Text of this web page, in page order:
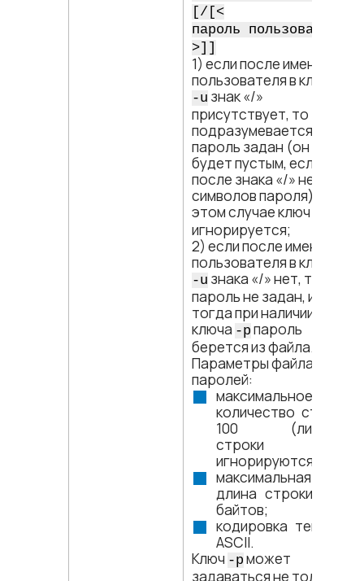
[/[<​
пароль пользователя​
>]]
1) если после имени
пользователя в ключе
-u знак «/»
присутствует, то
подразумевается, что
пароль задан (он
будет пустым, если
после знака «/» нет
символов пароля), и в
этом случае ключ
игнорируется;
2) если после имени
пользователя в ключе
-u знака «/» нет, то
пароль не задан, и
тогда при наличии
ключа -p пароль
берется из файла.
Параметры файла
паролей:
максимальное
количество строк:
100 (лишние
строки
игнорируются);
максимальная
длина строки: 100
байтов;
кодировка текста:
ASCII.
Ключ -p может
задаваться не только